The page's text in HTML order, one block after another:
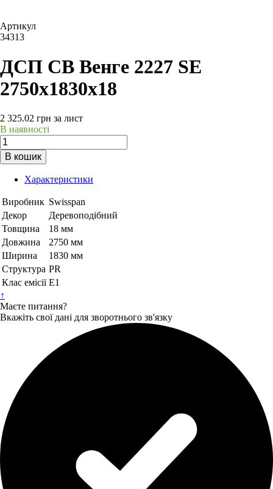
Артикул
34313
ДСП СВ Венге 2227 SE
2750х1830х18
2 325.02 грн за лист
В наявності
В кошик
Характеристики
Виробник Swisspan
Декор
Деревоподібний
Товщина
18 мм
Довжина
2750 мм
Ширина
1830 мм
Структура PR
Клас емісії Е1
↑
Маєте питання?
Вкажіть свої дані для зворотнього зв'язку